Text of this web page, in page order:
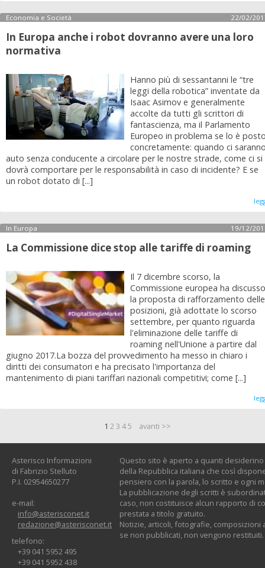
Economia e Società 22/02/
In Europa anche i robot dovranno avere una loro
normativa
Hanno più di sessantanni le “tre
leggi della robotica” inventate da
Isaac Asimov e generalmente
accolte da tutti gli scrittori di
fantascienza, ma il Parlamento
Europeo in problema se lo è
concretamente: quando ci
auto senza conducente a circolare per le nostre strade, come ci si
dovrà comportare per le responsabilità in caso di incidente? E se
un robot dotato di [...]
In Europa 19/12/
La Commissione dice stop alle tariffe di roaming
Il 7 dicembre scorso, la
Commissione europea ha discusso
la proposta di rafforzamento delle
posizioni, già adottate lo scorso
settembre, per quanto riguarda
l'eliminazione delle tariffe di
roaming nell'Unione a partire dal
giugno 2017.La bozza del provvedimento ha messo in chiaro i
diritti dei consumatori e ha precisato l'importanza del
mantenimento di piani tariffari nazionali competitivi; come [...]
1 23 45 avanti >>
Asterisco Informazioni
di Fabrizio Stelluto
P.I. 02954650277
e-mail:
info@asterisconet.it
redazione@asterisconet.it
telefono:
+39 041 5952 495
+39 041 5952 438
Questo sito è aperto a quanti
della Repubblica italiana che così
pensiero con la parola, lo scritto e ogni
La pubblicazione degli scritti è
caso, non costituisce alcun rapporto di
prestata a titolo gratuito.
Notizie, articoli, fotografie, composizioni
se non pubblicati, non vengono restituiti.